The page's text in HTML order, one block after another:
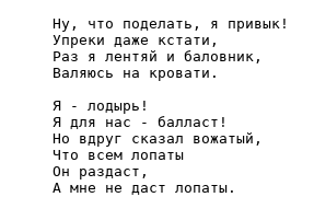
     Ну, что поделать, я привык!
     Упреки даже кстати,
     Раз я лентяй и баловник,
     Валяюсь на кровати.
     Я - лодырь!
     Я для нас - балласт!
     Но вдруг сказал вожатый,
     Что всем лопаты
     Он раздаст,
     А мне не даст лопаты.